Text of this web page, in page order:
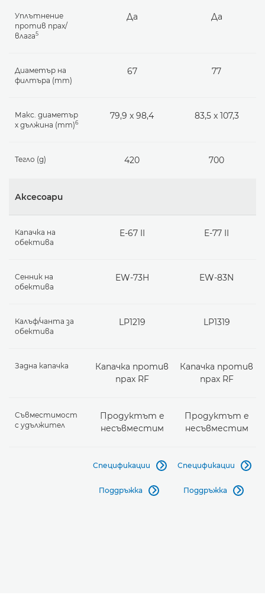
Уплътнение
против прах/
влага5
Да Да
Диаметър на
филтъра (mm)
67 77
Макс. диаметър
х дължина (mm)6
79,9 x 98,4 83,5 x 107,3
Тегло (g) 420 700
Аксесоари
Капачка на
обектива
E-67 II E-77 II
Сенник на
обектива
EW-73H EW-83N
Калъф/чанта за
обектива
LP1219 LP1319
Задна капачка
Капачка против
прах RF
Капачка против
прах RF
Съвместимост
с удължител
Продуктът е
несъвместим
Продуктът е
несъвместим
Спецификации 
Поддръжка 
Спецификации 
Поддръжка 